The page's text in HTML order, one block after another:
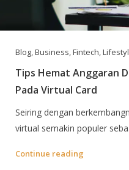
Blog,Business,Fintech,
Tips Hemat Anggaran
Pada Virtual Card
Seiring dengan
virtual semakin populer
Continue reading